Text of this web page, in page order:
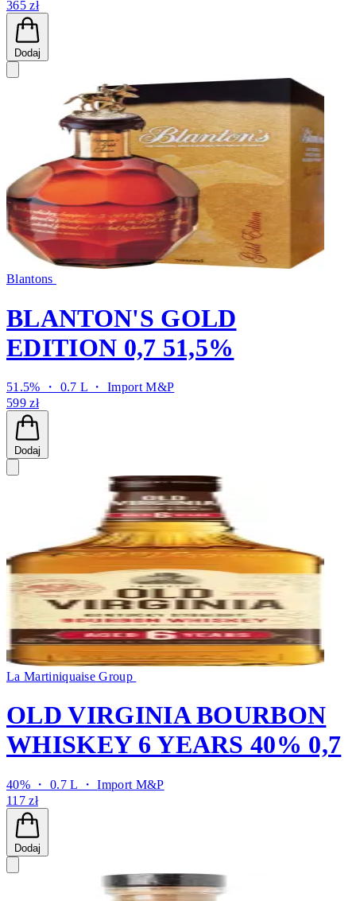
365 zł
Dodaj
Blantons
BLANTON'S GOLD
EDITION 0,7 51,5%
51.5% ・ 0.7 L ・Import M&P
599 zł
Dodaj
La Martiniquaise Group
OLD VIRGINIA BOURBON
WHISKEY 6 YEARS 40% 0,7
40% ・ 0.7 L ・Import M&P
117 zł
Dodaj